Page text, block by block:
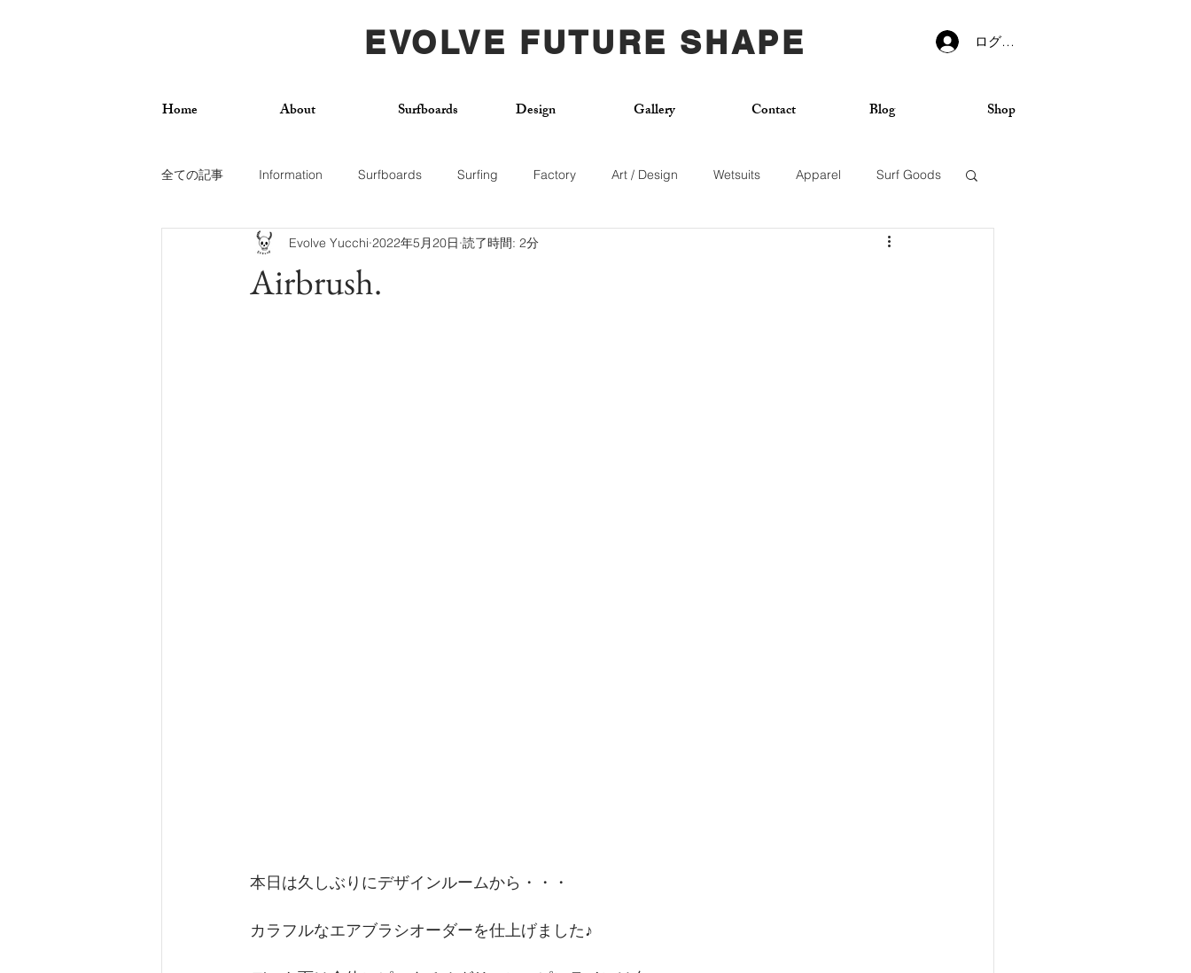
EVOLVE FUTURE SHAPE ログイン
Home About Surfboards Design Gallery Contact Blog Shop
全ての記事 Information Surfboards Surfing Factory Art / Design Wetsuits Apparel Surf Goods
Photos Surf Trip Used Board Surf School Sticker
Airbrush.
Evolve Yucchi 2022年5月20日 読了時間: 2分
本日は久しぶりにデザインルームから・・・
カラフルなエアブラシオーダーを仕上げました♪